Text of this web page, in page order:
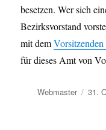
besetzen. Wer sich
Bezirksvorstand
mit demVorsitzenden
für dieses Amt von
Autor
Webmaster 31.